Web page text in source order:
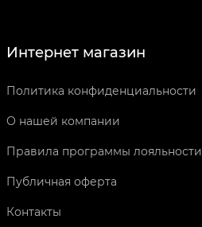
Интернет магазин
Политика конфиденциальности
О нашей компании
Правила программы лояльности
Публичная оферта
Контакты